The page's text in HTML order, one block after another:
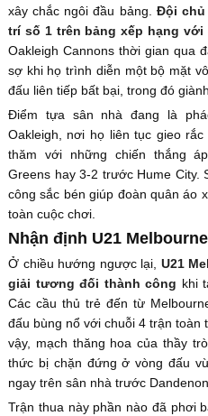
xây chắc ngôi đầu bảng. Đội chủ
trí số 1 trên bảng xếp hạng với
Oakleigh Cannons thời gian qua
sợ khi họ trình diễn một bộ mặt
đấu liên tiếp bất bại, trong đó
Điểm tựa sân nhà đang là
Oakleigh, nơi họ liên tục gieo
thăm với những chiến thắng
Greens hay 3-2 trước Hume City.
công sắc bén giúp đoàn quân áo
toàn cuộc chơi.
Nhận định U21
Ở chiều hướng ngược lại, U21
giải tương đối thành công khi
Các cầu thủ trẻ đến từ
đấu bùng nổ với chuỗi 4 trận toàn
vậy, mạch thăng hoa của thầy
thức bị chặn đứng ở vòng đấu
ngay trên sân nhà trước
Trận thua này phần nào đã phơi